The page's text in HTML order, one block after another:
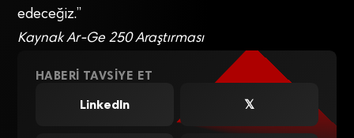
edeceğiz.”
Kaynak Ar-Ge 250 Araştırması
HABERI TAVSIYE ET
LinkedIn
𝕏